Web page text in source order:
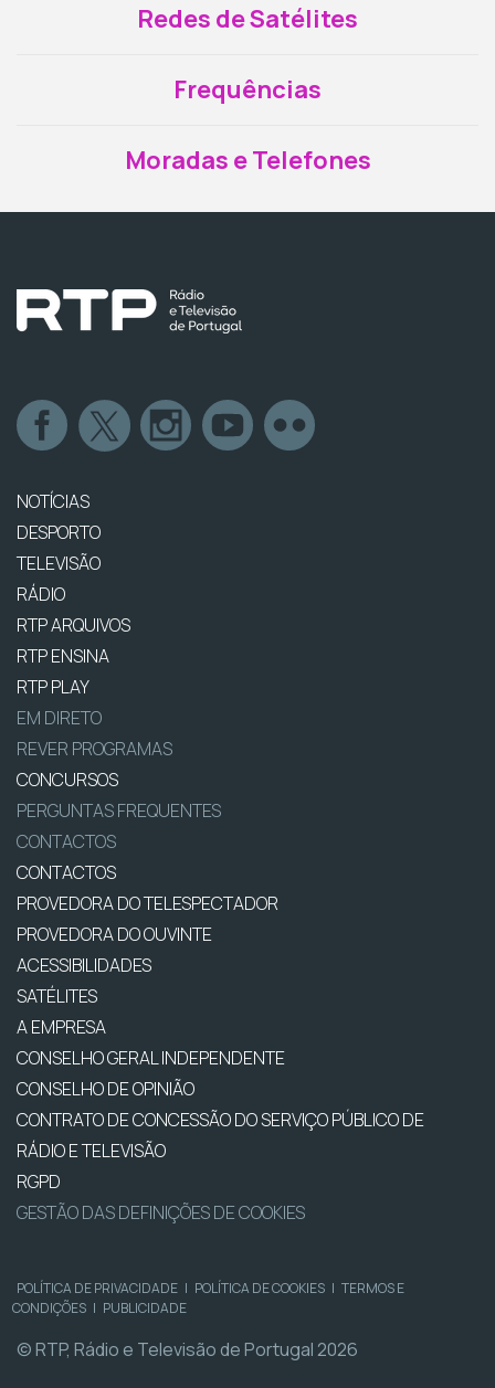
Redes de Satélites
Frequências
Moradas e Telefones
NOTÍCIAS
DESPORTO
TELEVISÃO
RÁDIO
RTP ARQUIVOS
RTP ENSINA
RTP PLAY
EM DIRETO
REVER PROGRAMAS
CONCURSOS
PERGUNTAS FREQUENTES
CONTACTOS
CONTACTOS
PROVEDORA DO TELESPECTADOR
PROVEDORA DO OUVINTE
ACESSIBILIDADES
SATÉLITES
A EMPRESA
CONSELHO GERAL INDEPENDENTE
CONSELHO DE OPINIÃO
CONTRATO DE CONCESSÃO DO SERVIÇO PÚBLICO DE
RÁDIO E TELEVISÃO
RGPD
GESTÃO DAS DEFINIÇÕES DE COOKIES
POLÍTICA DE PRIVACIDADE | POLÍTICA DE COOKIES | TERMOS E
CONDIÇÕES | PUBLICIDADE
© RTP, Rádio e Televisão de Portugal 2026